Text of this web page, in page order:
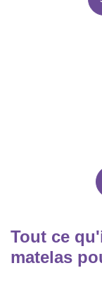
Tout ce
matelas